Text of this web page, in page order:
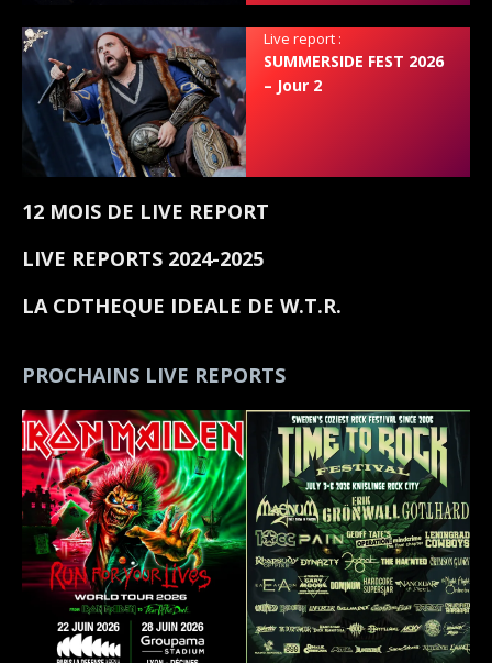
Live report :
SUMMERSIDE FEST 2026
– Jour 2
12 MOIS DE LIVE REPORT
LIVE REPORTS 2024-2025
LA CDTHEQUE IDEALE DE W.T.R.
PROCHAINS LIVE REPORTS